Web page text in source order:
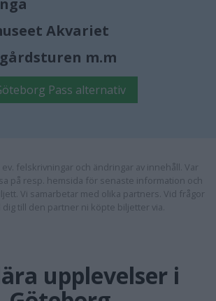
Akvariet
m.m
Pass alternativ
felskrivningar och ändringar av innehåll. Var
på resp. hemsida för senaste information och
Vi samarbetar med olika partners. Vid frågor
till den partner ni köpte biljetter via.
upplevelser i